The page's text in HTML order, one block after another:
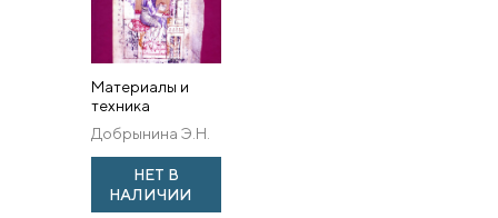
Материалы и
техника
византийской
рукописной
книги (по
реставрационной
документации
Добрынина Э.Н.
НЕТ В
НАЛИЧИИ